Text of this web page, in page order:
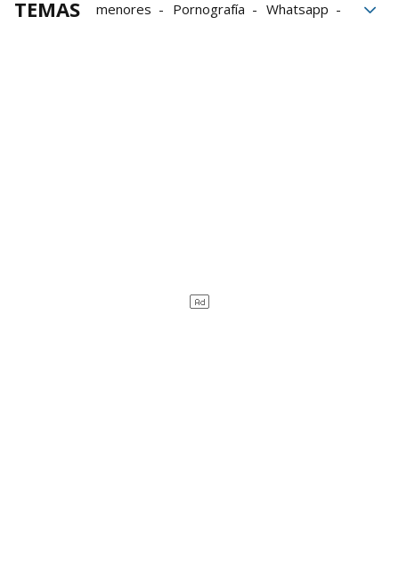
TEMAS menores Pornografía
Whatsapp